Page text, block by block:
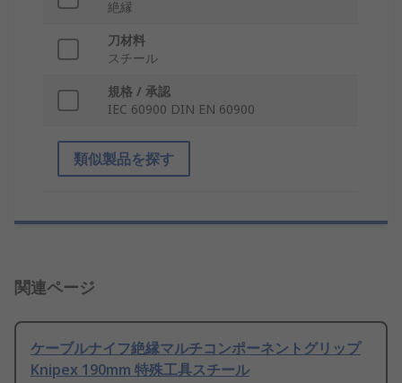
絶縁
刀材料
スチール
規格 / 承認
IEC 60900 DIN EN 60900
類似製品を探す
関連ページ
ケーブルナイフ絶縁マルチコンポーネントグリップ
Knipex 190mm 特殊工具スチール